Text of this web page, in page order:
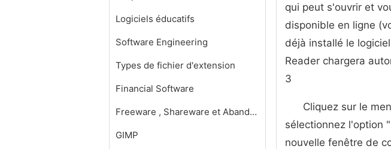
Logiciels éducatifs
Software Engineering
Types de fichier d'extension
Financial Software
Freeware , Shareware et Abandonware
GIMP
qui peut s'ouvrir et
disponible en ligne
déjà installé le
Reader chargera
3
Cliquez sur le
sélectionnez l'option
nouvelle fenêtre de